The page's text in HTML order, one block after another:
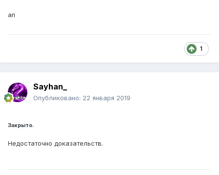
ап
1
Sayhan_
Опубликовано: 22 января 2019
Закрыто.
Недостаточно доказательств.